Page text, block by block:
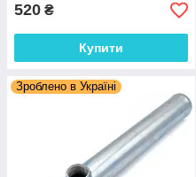
520 ₴
Купити
Зроблено в Україні